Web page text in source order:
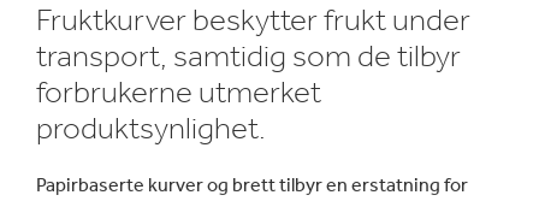
Fruktkurver beskytter frukt under
transport, samtidig som de tilbyr
forbrukerne utmerket
produktsynlighet.
Papirbaserte kurver og brett tilbyr en erstatning for